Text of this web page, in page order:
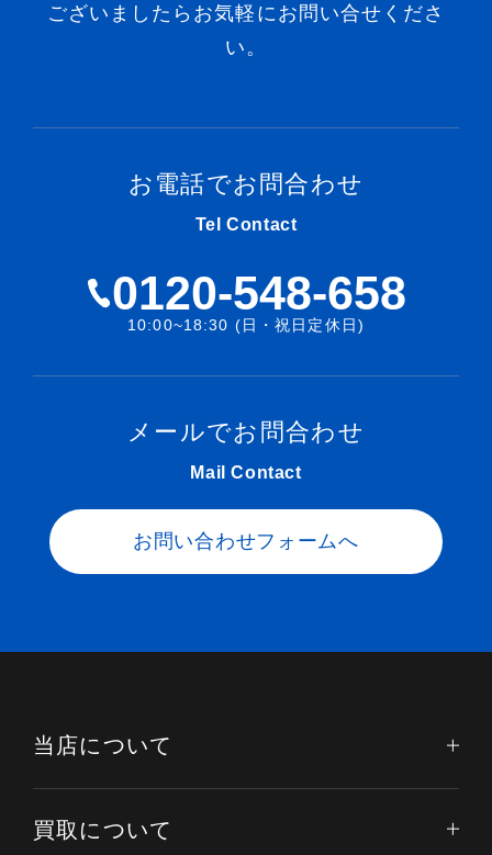
ございましたらお気軽にお問い合せくださ
い。
お電話でお問合わせ
Tel Contact
0120-548-658
10:00~18:30 (日・祝日定休日)
メールでお問合わせ
Mail Contact
お問い合わせフォームへ
当店について
買取について